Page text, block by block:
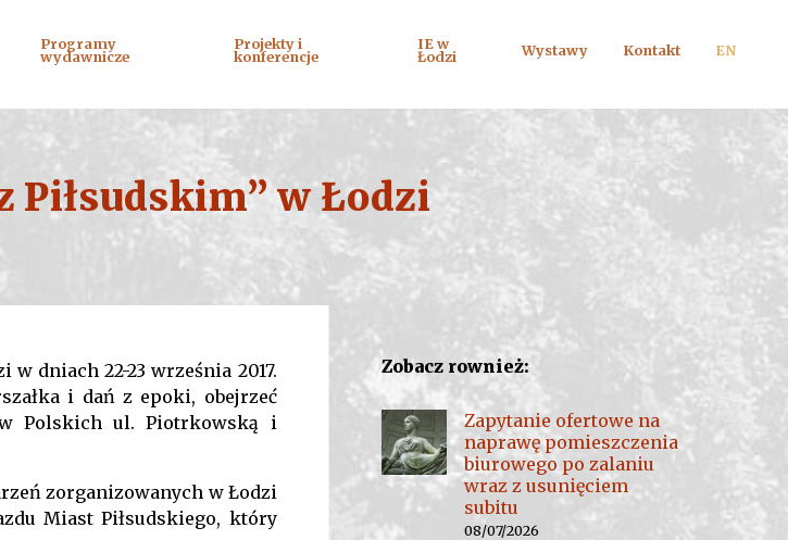
Programy
wydawnicze
Projekty i
konferencje
IE w
Łodzi Wystawy Kontakt EN
w Łodzi
dniach 22-23 września 2017.
i dań z epoki, obejrzeć
Polskich ul. Piotrkowską i
zorganizowanych w Łodzi
Miast Piłsudskiego, który
Zobacz rownież:
Zapytanie ofertowe na
naprawę pomieszczenia
biurowego po zalaniu
wraz z usunięciem
subitu
08/07/2026